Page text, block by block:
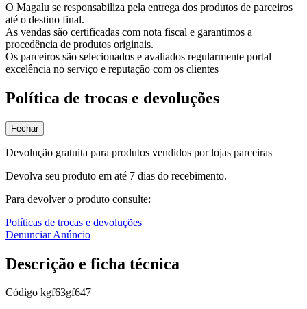
O Magalu se responsabiliza pela entrega dos produtos de parceiros
até o destino final.
As vendas são certificadas com nota fiscal e garantimos a
procedência de produtos originais.
Os parceiros são selecionados e avaliados regularmente portal
excelência no serviço e reputação com os clientes
Política de trocas e devoluções
Fechar
Devolução gratuita para produtos vendidos por lojas parceiras
Devolva seu produto em até 7 dias do recebimento.
Para devolver o produto consulte:
Políticas de trocas e devoluções
Denunciar Anúncio
Descrição e ficha técnica
Código kgf63gf647